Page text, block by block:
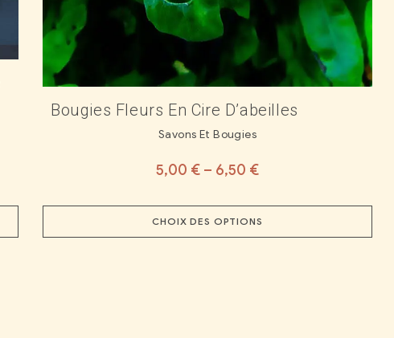
Bougies Fleurs En Cire D’abeilles
Savons Et Bougies
5,00 € – 6,50 €
CHOIX DES OPTIONS